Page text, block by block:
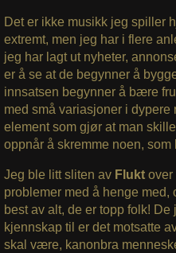
Det er ikke musikk jeg spiller
extremt, men jeg har i flere
jeg har lagt ut nyheter,
er å se at de begynner å
innsatsen begynner å bære
med små variasjoner i
element som gjør at man
oppnår å skremme noen,
Jeg ble litt sliten av Flukt over
problemer med å henge med,
best av alt, de er topp folk!
kjennskap til er det motsatte
skal være, kanonbra